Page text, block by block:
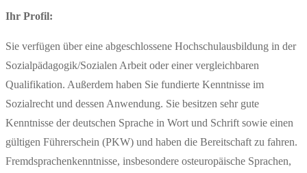
Ihr Profil:
Sie verfügen über eine abgeschlossene Hochschulausbildung in der
Sozialpädagogik/Sozialen Arbeit oder einer vergleichbaren
Qualifikation. Außerdem haben Sie fundierte Kenntnisse im
Sozialrecht und dessen Anwendung. Sie besitzen sehr gute
Kenntnisse der deutschen Sprache in Wort und Schrift sowie einen
gültigen Führerschein (PKW) und haben die Bereitschaft zu fahren.
Fremdsprachenkenntnisse, insbesondere osteuropäische Sprachen,